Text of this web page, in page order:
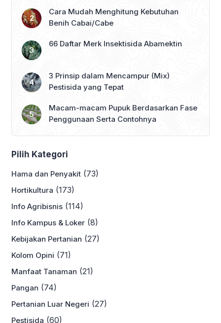
Cara Mudah Menghitung Kebutuhan
Benih Cabai/Cabe
66 Daftar Merk Insektisida Abamektin
3 Prinsip dalam Mencampur (Mix)
Pestisida yang Tepat
Macam-macam Pupuk Berdasarkan Fase
Penggunaan Serta Contohnya
Pilih Kategori
Hama dan Penyakit (73)
Hortikultura (173)
Info Agribisnis (114)
Info Kampus & Loker (8)
Kebijakan Pertanian (27)
Kolom Opini (71)
Manfaat Tanaman (21)
Pangan (74)
Pertanian Luar Negeri (27)
Pestisida (60)